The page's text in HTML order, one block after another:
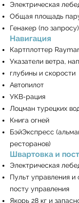
Электрическая
Общая площадь
Генакер (по запросу)
Навигация
Картплоттер
Указатели ветра,
глубины и скорости
Автопилот
УКВ-рация
Лоцман турецких
Книга огней
БэйЭкспресс
ресторанов)
Швартовка и
Электрическая
Пульт управления и
посту управления
Якорь 28 кг и